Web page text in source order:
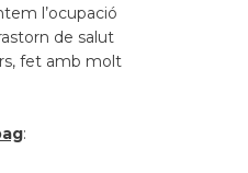
l’ocupació
de salut
fet amb molt
: